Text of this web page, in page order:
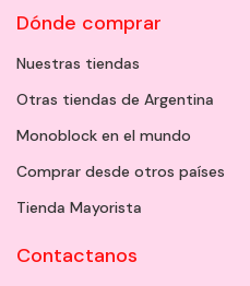
Dónde comprar
Nuestras tiendas
Otras tiendas de Argentina
Monoblock en el mundo
Comprar desde otros países
Tienda Mayorista
Contactanos